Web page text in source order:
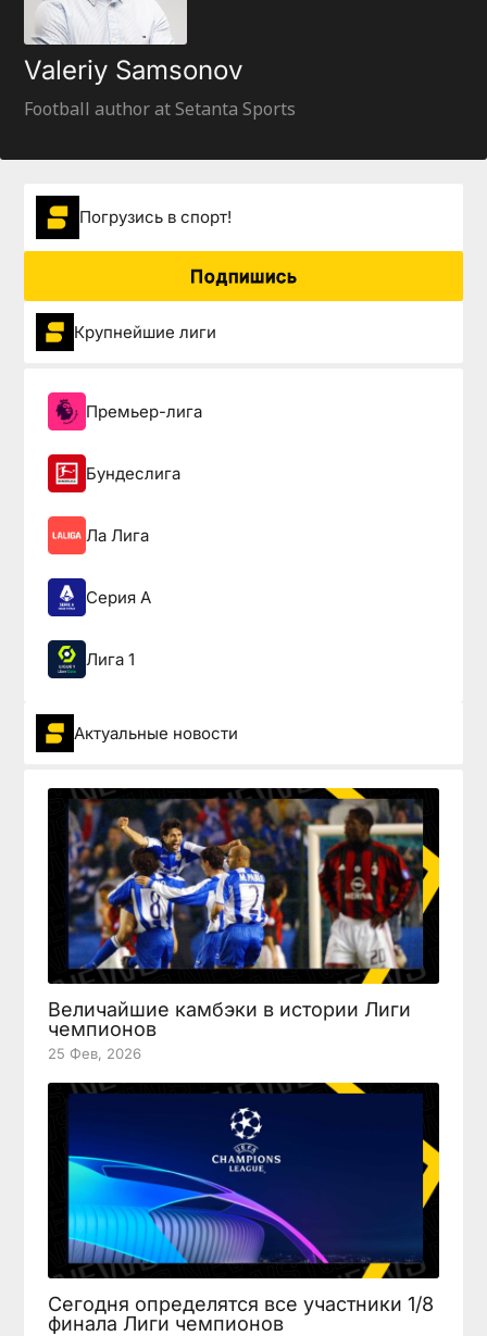
Valeriy Samsonov
Football author at Setanta Sports
Погрузиcь в спорт!
Подпишись
Крупнейшие лиги
Премьер-лига
Бундеслига
Ла Лига
Серия А
Лига 1
Актуальные новости
Величайшие камбэки в истории Лиги
чемпионов
25 Фев, 2026
Сегодня определятся все участники 1/8
финала Лиги чемпионов